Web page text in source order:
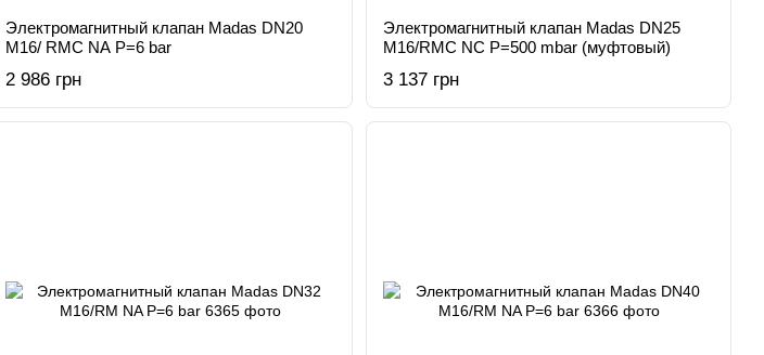
Электромагнитный клапан Madas DN20
M16/ RMC NA Р=6 bar
2 986 грн
Электромагнитный клапан Madas DN25
M16/RMC NC Р=500 mbar (муфтовый)
3 137 грн